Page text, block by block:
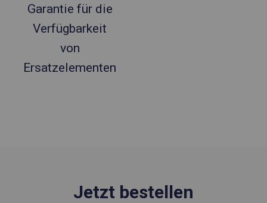
Garantie für die
Verfügbarkeit
von
Ersatzelementen
Jetzt bestellen